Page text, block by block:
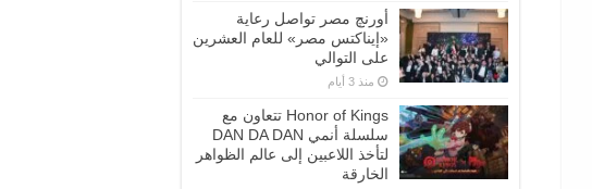
أورنچ مصر تواصل رعاية
«إيناكتس مصر» للعام العشرين
على التوالي
منذ 3 أيام
Honor of Kings تتعاون مع
سلسلة أنمي DAN DA DAN
لتأخذ اللاعبين إلى عالم الظواهر
الخارقة